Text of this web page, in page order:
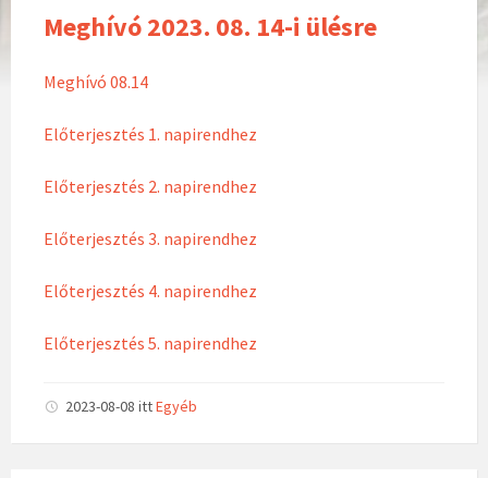
Meghívó 2023. 08. 14-i ülésre
Meghívó 08.14
Előterjesztés 1. napirendhez
Előterjesztés 2. napirendhez
Előterjesztés 3. napirendhez
Előterjesztés 4. napirendhez
Előterjesztés 5. napirendhez
2023-08-08 ittEgyéb